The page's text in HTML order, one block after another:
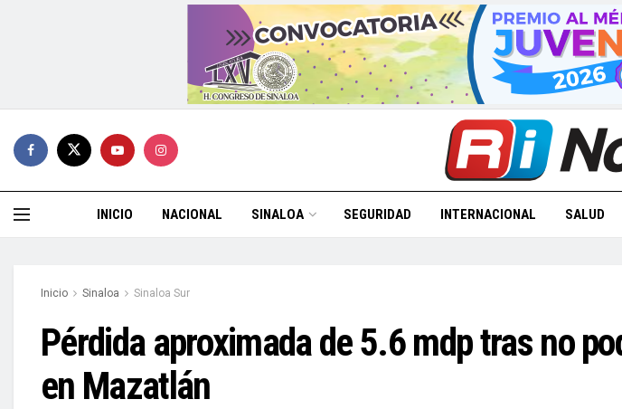
INICIO NACIONAL SINALOA SEGURIDAD INTERNACIONAL SALUD
Inicio Sinaloa Sinaloa Sur
Pérdida aproximada de 5.6 mdp tras no
en Mazatlán